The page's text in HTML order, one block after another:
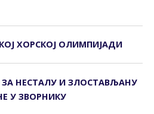
ХОРСКОЈ ОЛИМПИЈАДИ
ЗА НЕСТАЛУ И ЗЛОСТАВЉАНУ
У ЗВОРНИКУ